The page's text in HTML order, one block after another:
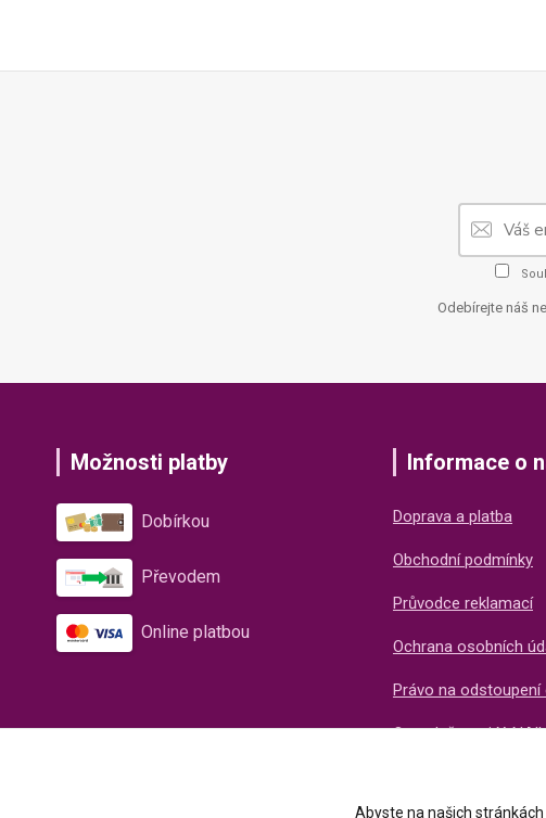
Odebírejte náš
Možnosti platby
Dobírkou
Převodem
Online platbou
Informace o
Doprava a platba
Obchodní podmínky
Průvodce reklamací
Ochrana osobních
Právo na
O společnosti X-
Abyste na našich